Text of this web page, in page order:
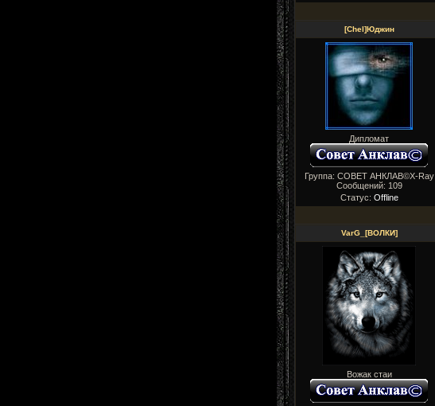
[Chel]Юджин
Дипломат
Группа: СОВЕТ АНКЛАВ©X-Ray
Сообщений: 109
Статус: Offline
VarG_[ВОЛКИ]
Вожак стаи